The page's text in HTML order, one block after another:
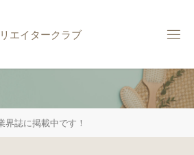
リ エイ タークラブ
界誌に掲載中です！